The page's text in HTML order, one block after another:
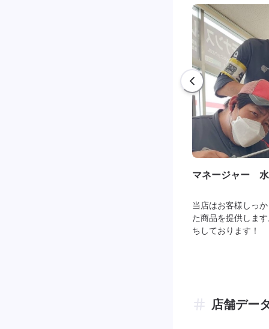
マネージャー
当店はお客様しっ
た商品を提供しま
ちしております！
店舗デー